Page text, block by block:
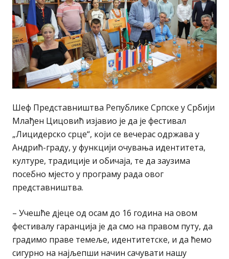
Шеф Представништва Републике Српске у Србији
Млађен Цицовић изјавио је да је фестивал
„Лицидерско срце“, који се вечерас одржава у
Андрић-граду, у функцији очувања идентитета,
културе, традиције и обичаја, те да заузима
посебно мјесто у програму рада овог
представништва.
– Учешће дјеце од осам до 16 година на овом
фестивалу гаранција је да смо на правом путу, да
градимо праве темеље, идентитетске, и да ћемо
сигурно на најљепши начин сачувати нашу